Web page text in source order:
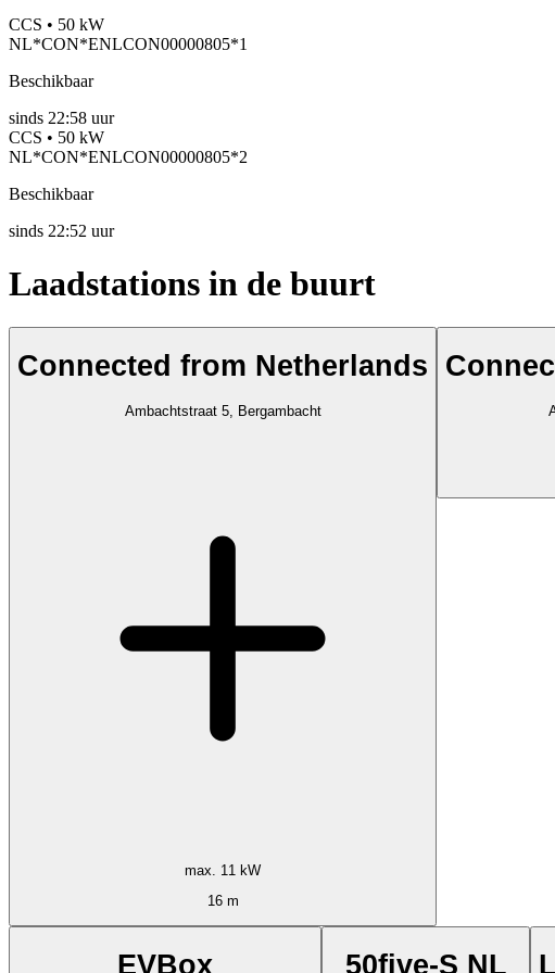
CCS • 50 kW
NL*CON*ENLCON00000805*1
Beschikbaar
sinds 22:58 uur
CCS • 50 kW
NL*CON*ENLCON00000805*2
Beschikbaar
sinds 22:52 uur
Laadstations in de buurt
Connected from Netherlands
Ambachtstraat 5, Bergambacht
max. 11 kW
16 m
EVBox 50five-S NL